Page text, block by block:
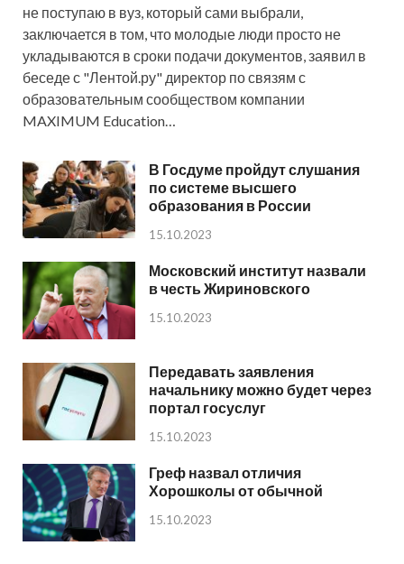
не поступаю в вуз, который сами выбрали,
заключается в том, что молодые люди просто не
укладываются в сроки подачи документов, заявил в
беседе с "Лентой.ру" директор по связям с
образовательным сообществом компании
MAXIMUM Education…
В Госдуме пройдут слушания
по системе высшего
образования в России
15.10.2023
Московский институт назвали
в честь Жириновского
15.10.2023
Передавать заявления
начальнику можно будет через
портал госуслуг
15.10.2023
Греф назвал отличия
Хорошколы от обычной
15.10.2023